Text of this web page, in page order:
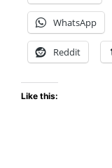
WhatsApp
Reddit
Like this: